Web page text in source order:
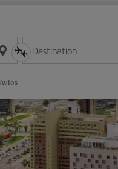
Destination